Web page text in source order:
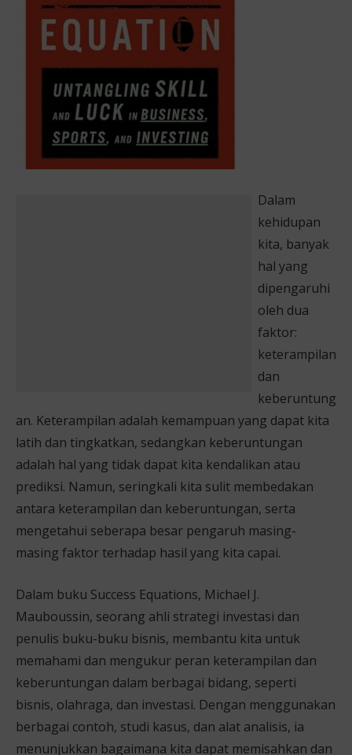
Dalam
kehidupan
kita, banyak
hal yang
dipengaruhi
oleh dua
faktor:
keterampilan
dan
keberuntung
an. Keterampilan adalah kemampuan yang dapat kita
latih dan tingkatkan, sedangkan keberuntungan
adalah hal yang tidak dapat kita kendalikan atau
prediksi. Namun, seringkali kita sulit membedakan
antara keterampilan dan keberuntungan, serta
mengetahui seberapa besar pengaruh masing-
masing faktor terhadap hasil yang kita capai.
Dalam buku Success Equations, Michael J.
Mauboussin, seorang ahli strategi investasi dan
penulis buku-buku bisnis, membantu kita untuk
memahami dan mengukur peran keterampilan dan
keberuntungan dalam berbagai bidang, seperti
bisnis, olahraga, dan investasi. Dengan menggunakan
berbagai contoh, studi kasus, dan alat analisis, ia
menunjukkan bagaimana kita dapat memisahkan dan